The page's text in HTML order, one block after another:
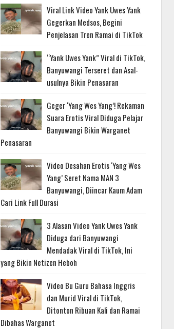
Viral Link Video Yank Uwes Yank
Gegerkan Medsos, Begini
Penjelasan Tren Ramai di TikTok
“Yank Uwes Yank” Viral di TikTok,
Banyuwangi Terseret dan Asal-
usulnya Bikin Penasaran
Geger ‘Yang Wes Yang’! Rekaman
Suara Erotis Viral Diduga Pelajar
Banyuwangi Bikin Warganet
Penasaran
Video Desahan Erotis ‘Yang Wes
Yang’ Seret Nama MAN 3
Banyuwangi, Diincar Kaum Adam
Cari Link Full Durasi
3 Alasan Video Yank Uwes Yank
Diduga dari Banyuwangi
Mendadak Viral di TikTok, Ini
yang Bikin Netizen Heboh
Video Bu Guru Bahasa Inggris
dan Murid Viral di TikTok,
Ditonton Ribuan Kali dan Ramai
Dibahas Warganet